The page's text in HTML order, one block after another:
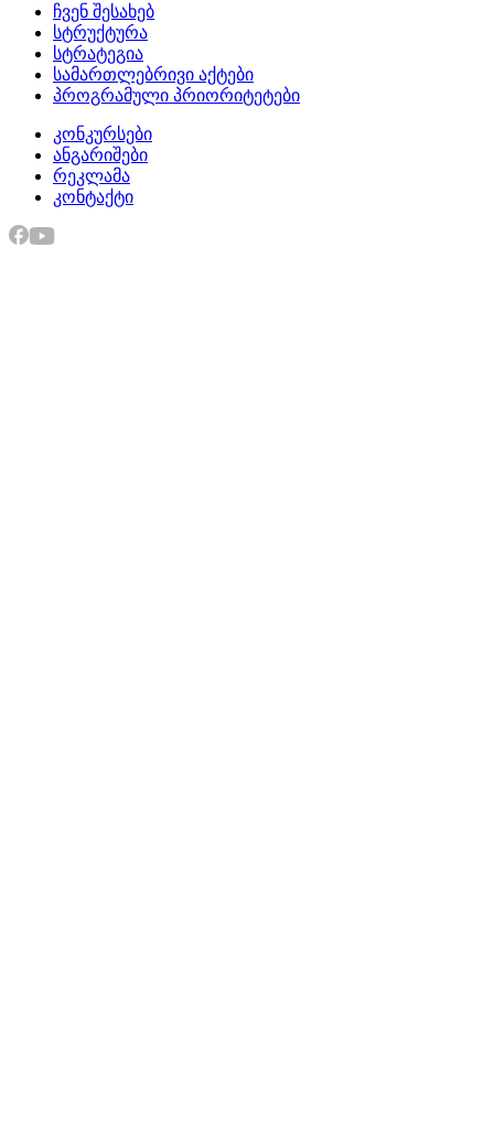
ჩვენ შესახებ
სტრუქტურა
სტრატეგია
სამართლებრივი აქტები
პროგრამული პრიორიტეტები
კონკურსები
ანგარიშები
რეკლამა
კონტაქტი